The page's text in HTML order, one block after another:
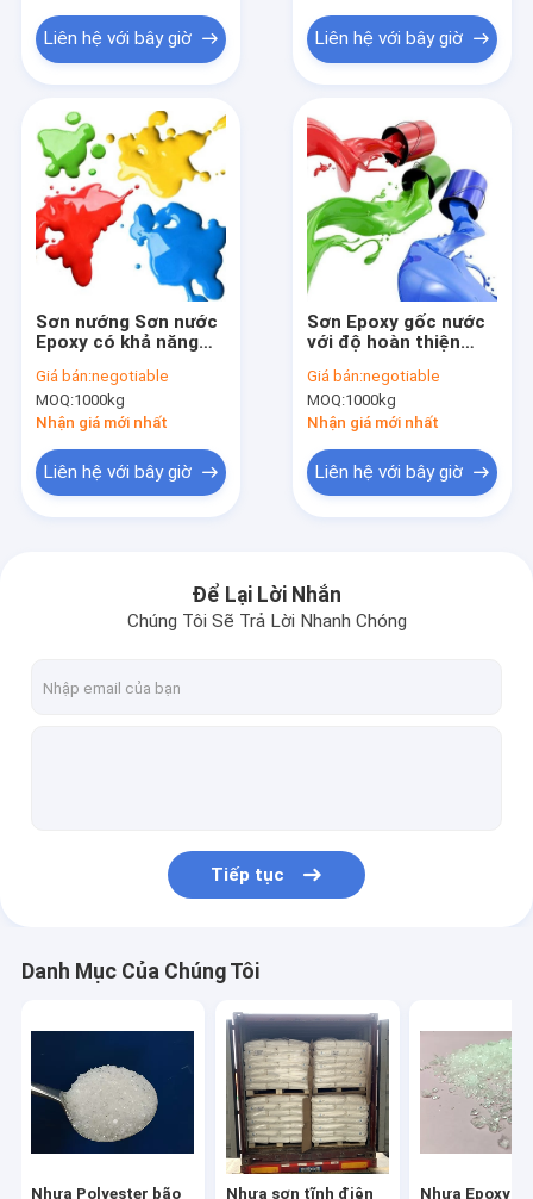
Tham quan nhà máy
Nhựa Epoxy Polyester
TGIC Polyester Resin
Liên hệ với bây giờ Liên hệ với bây giờ
Sơn nướng Sơn nước
Epoxy có khả năng
để hoàn thiện và
trang trí bề mặt
Giá bán:negotiable
MOQ:1000kg
Nhận giá mới nhất
Liên hệ với bây giờ
Sơn Epoxy gốc nước
với độ hoàn thiện
cao để hoàn thiện bề
mặt
Giá bán:negotiable
MOQ:1000kg
Nhận giá mới nhất
Liên hệ với bây giờ
Để Lại Lời Nhắn
Chúng Tôi Sẽ Trả Lời Nhanh Chóng
Tiếp tục
Danh Mục Của Chúng Tôi
Nhựa Polyester bão Nhựa sơn tĩnh điện Nhựa Epoxy